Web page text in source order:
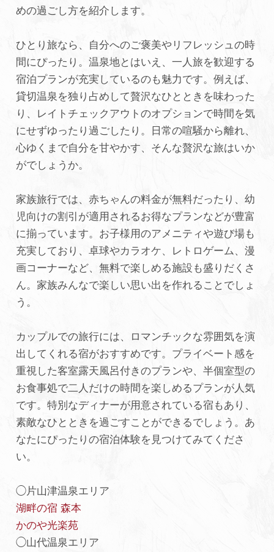
めの過ごし方を紹介します。
ひとり旅なら、自分へのご褒美やリフレッシュの時
間にぴったり。温泉地とはいえ、一人旅を歓迎する
宿泊プランが充実しているのも魅力です。例えば、
貸切温泉を独り占めして贅沢なひとときを味わった
り、レイトチェックアウトのオプションで時間を気
にせずゆったり過ごしたり。日常の喧騒から離れ、
心ゆくまで自分を甘やかす、そんな贅沢な旅はいか
がでしょうか。
家族旅行では、赤ちゃんの料金が無料だったり、幼
児向けの割引が適用されるお得なプランなどが豊富
に揃っています。お子様用のアメニティや遊び場も
充実しており、卓球やカラオケ、レトロゲーム、漫
画コーナーなど、無料で楽しめる施設も盛りだくさ
ん。家族みんなで楽しい思い出を作れることでしょ
う。
カップルでの旅行には、ロマンチックな雰囲気を演
出してくれる宿がおすすめです。プライベート感を
重視した客室露天風呂付きのプランや、半個室型の
お食事処で二人だけの時間を楽しめるプランが人気
です。特別なディナーが用意されている宿もあり、
素敵なひとときを過ごすことができるでしょう。あ
なたにぴったりの宿泊体験を見つけてみてくださ
い。
◯片山津温泉エリア
湖畔の宿 森本
かのや光楽苑
◯山代温泉エリア